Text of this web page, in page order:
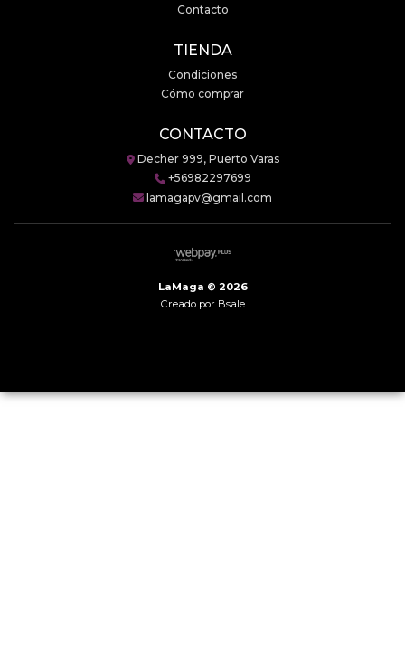
Contacto
TIENDA
Condiciones
Cómo comprar
CONTACTO
Decher 999, Puerto Varas
+56982297699
lamagapv@gmail.com
LaMaga © 2026
Creado por Bsale